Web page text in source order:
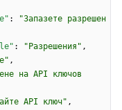
:
"Запазете разрешен
: "Разрешения" ,
,
на API ключов
API ключ" ,